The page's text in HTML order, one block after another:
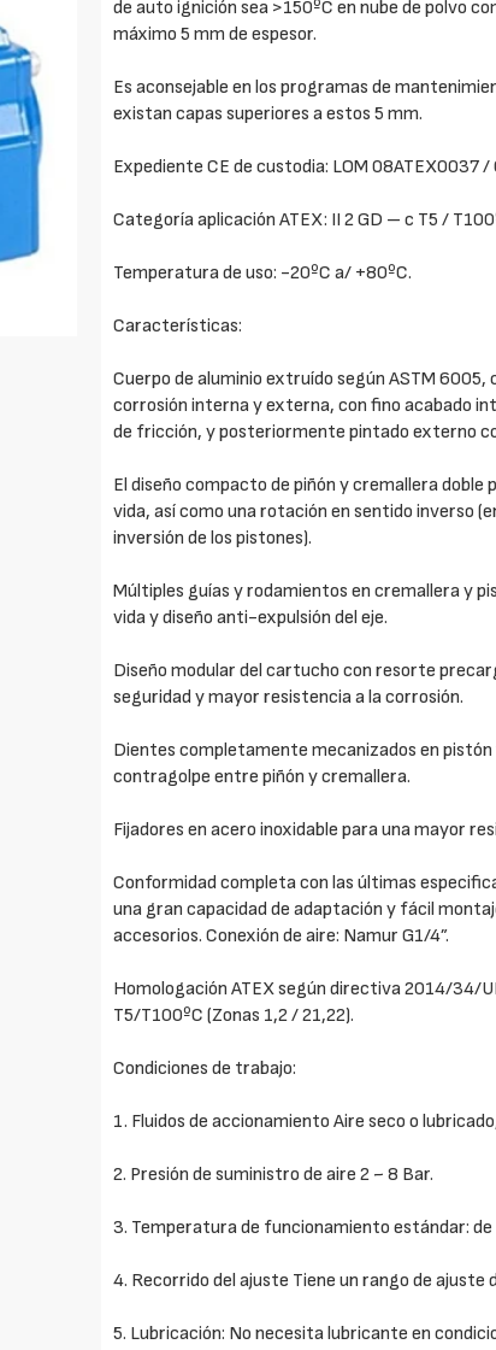
de auto ignición sea >150ºC en nube de polvo
máximo 5 mm de espesor.
Es aconsejable en los programas de
existan capas superiores a estos 5 mm.
Expediente CE de custodia: LOM 08ATEX0037 /
Categoría aplicación ATEX: II 2 GD – c T5 /
Temperatura de uso: -20ºC a/ +80ºC.
Características:
Cuerpo de aluminio extruído según ASTM
corrosión interna y externa, con fino acabado
de fricción, y posteriormente pintado externo
El diseño compacto de piñón y cremallera
vida, así como una rotación en sentido inverso
inversión de los pistones).
Múltiples guías y rodamientos en cremallera y
vida y diseño anti-expulsión del eje.
Diseño modular del cartucho con resorte
seguridad y mayor resistencia a la corrosión.
Dientes completamente mecanizados en
contragolpe entre piñón y cremallera.
Fijadores en acero inoxidable para una mayor
Conformidad completa con las últimas
una gran capacidad de adaptación y fácil
accesorios. Conexión de aire: Namur G1/4”.
Homologación ATEX según directiva 2014/34/
T5/T100ºC (Zonas 1,2 / 21,22).
Condiciones de trabajo:
1. Fluidos de accionamiento Aire seco o
2. Presión de suministro de aire 2 ~ 8 Bar.
3. Temperatura de funcionamiento estándar: de
4. Recorrido del ajuste Tiene un rango de ajuste
5. Lubricación: No necesita lubricante en